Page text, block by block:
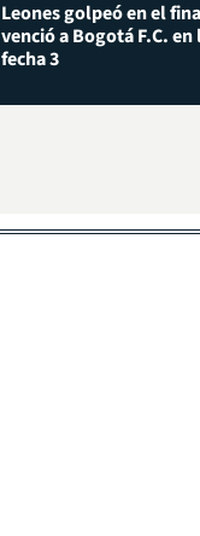
Leones golpeó en el
venció a Bogotá F.C. en
fecha 3